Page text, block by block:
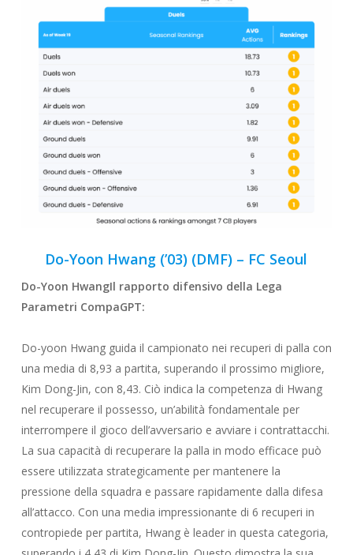
Do-Yoon Hwang (’03) (DMF) – FC Seoul
Do-Yoon HwangIl rapporto difensivo della Lega
Parametri CompaGPT:
Do-yoon Hwang guida il campionato nei recuperi di palla con
una media di 8,93 a partita, superando il prossimo migliore,
Kim Dong-Jin, con 8,43. Ciò indica la competenza di Hwang
nel recuperare il possesso, un’abilità fondamentale per
interrompere il gioco dell’avversario e avviare i contrattacchi.
La sua capacità di recuperare la palla in modo efficace può
essere utilizzata strategicamente per mantenere la
pressione della squadra e passare rapidamente dalla difesa
all’attacco. Con una media impressionante di 6 recuperi in
contropiede per partita, Hwang è leader in questa categoria,